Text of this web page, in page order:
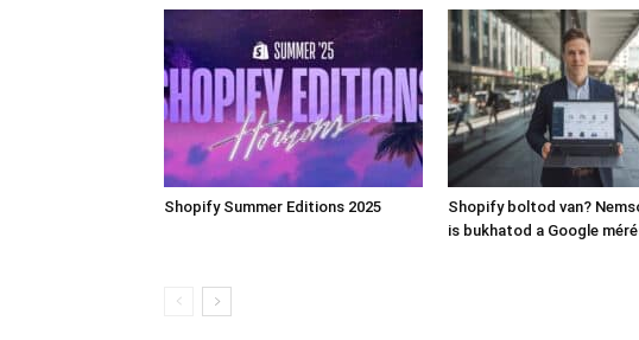
Shopify Summer Editions 2025
Shopify boltod van?
is bukhatod a Google